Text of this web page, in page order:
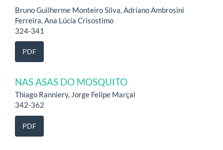
Bruno Guilherme Monteiro Silva, Adriano Ambrosini
Ferreira, Ana Lúcia Crisostimo
324-341
PDF
NAS ASAS DO MOSQUITO
Thiago Ranniery, Jorge Felipe Marçal
342-362
PDF